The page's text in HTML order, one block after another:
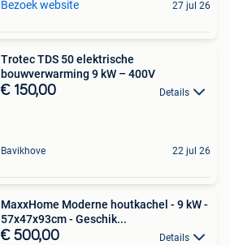
Bezoek website 27 jul 26
Trotec TDS 50 elektrische
bouwverwarming 9 kW – 400V
€ 150,00 Details
Bavikhove 22 jul 26
MaxxHome Moderne houtkachel - 9 kW -
57x47x93cm - Geschik...
€ 500,00 Details